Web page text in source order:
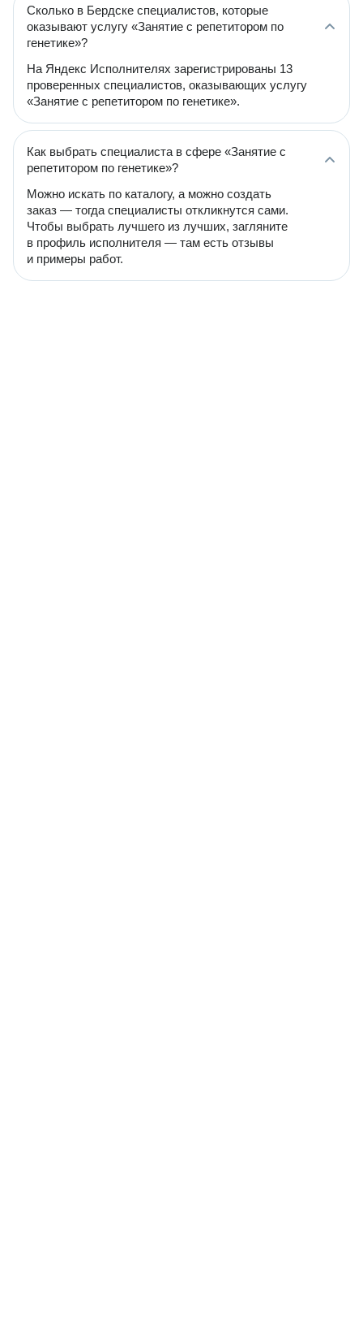
Сколько в Бердске специалистов, которые
оказывают услугу «Занятие с репетитором по
генетике»?
На Яндекс Исполнителях зарегистрированы 13
проверенных специалистов, оказывающих услугу
«Занятие с репетитором по генетике».
Как выбрать специалиста в сфере «Занятие с
репетитором по генетике»?
Можно искать по каталогу, а можно создать
заказ — тогда специалисты откликнутся сами.
Чтобы выбрать лучшего из лучших, загляните
в профиль исполнителя — там есть отзывы
и примеры работ.